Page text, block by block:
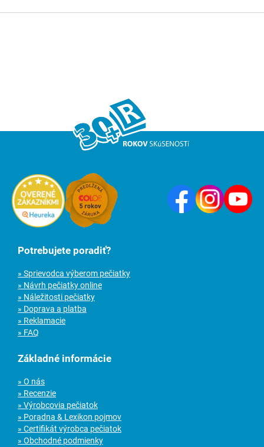
Potrebujete poradiť?
» Sprievodca výberom pečiatky
» Návrh pečiatky online
» Náležitosti pečiatky
» Doprava a platba
» Reklamacie
» FAQ
Základné informácie
» O nás
» Recenzie
» Výrobcovia pečiatok
» Poradna & Lexikon pojmov
» Certifikát výrobca pečiatok
» Obchodné podmienky